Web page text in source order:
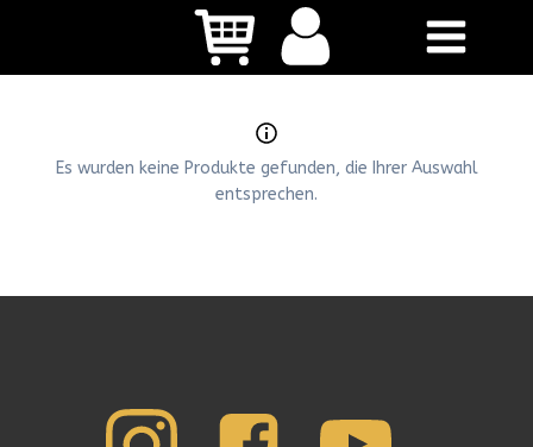
Zum
Inhalt
springen
Es wurden keine Produkte gefunden, die Ihrer Auswahl
entsprechen.